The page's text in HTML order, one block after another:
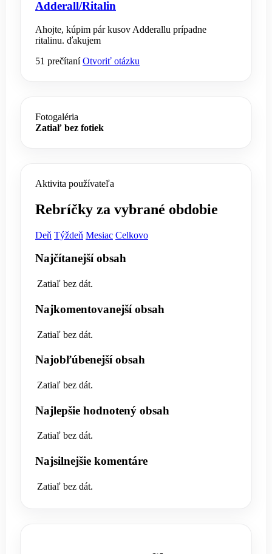
Adderall/Ritalin
Ahojte, kúpim pár kusov Adderallu prípadne
ritalinu. ďakujem
51 prečítaní Otvoriť otázku
Fotogaléria
Zatiaľ bez fotiek
Aktivita používateľa
Rebríčky za vybrané obdobie
Deň Týždeň Mesiac Celkovo
Najčítanejší obsah
Zatiaľ bez dát.
Najkomentovanejší obsah
Zatiaľ bez dát.
Najobľúbenejší obsah
Zatiaľ bez dát.
Najlepšie hodnotený obsah
Zatiaľ bez dát.
Najsilnejšie komentáre
Zatiaľ bez dát.